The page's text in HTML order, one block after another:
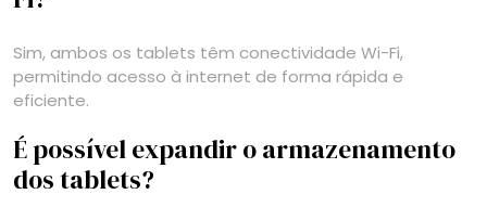
Sim, ambos os tablets têm conectividade Wi-Fi,
permitindo acesso à internet de forma rápida e
eficiente.
É possível expandir o armazenamento
dos tablets?